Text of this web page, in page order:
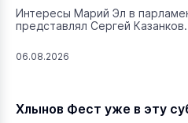
Интересы Марий Эл в
представлял Сергей Казанков.
06.08.2026
Хлынов Фест уже в эту